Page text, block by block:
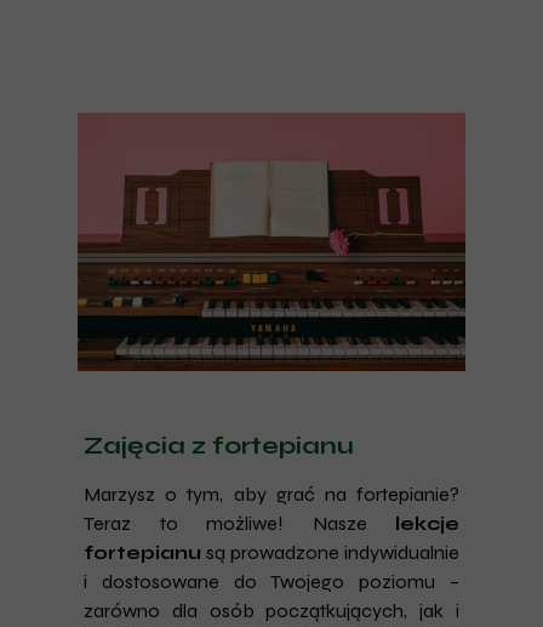
Zajęcia z fortepianu
Marzysz o tym, aby grać na fortepianie?
Teraz to możliwe! Nasze lekcje
fortepianu są prowadzone indywidualnie
i dostosowane do Twojego poziomu –
zarówno dla osób początkujących, jak i